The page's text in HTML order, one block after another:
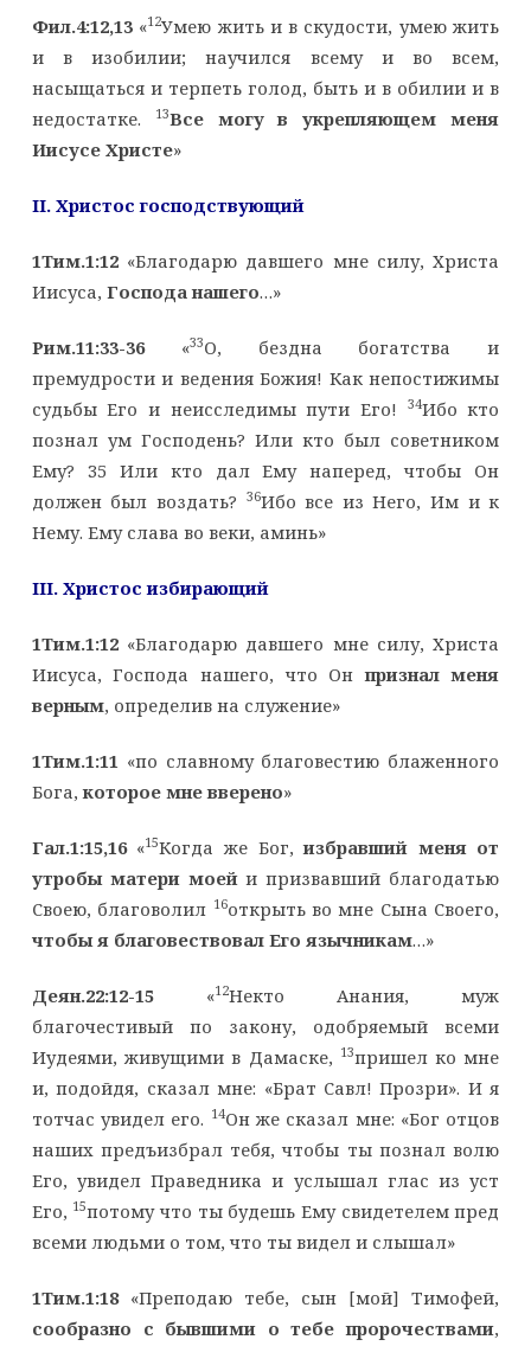
Фил.4:12,13«12Умею жить и в скудости, умею жить
и в изобилии; научился всему и во всем,
насыщаться и терпеть голод, быть и в обилии и в
недостатке.
13Все могу в укрепляющем меня
Иисусе Христе»
II. Христос господствующий
1Тим.1:12«Благодарю давшего мне силу, Христа
Иисуса, Господа нашего…»
Рим.11:33-36«33О, бездна богатства и
премудрости и ведения Божия! Как непостижимы
судьбы Его и неисследимы пути Его!
34Ибо кто
познал ум Господень? Или кто был советником
Ему? 35 Или кто дал Ему наперед, чтобы Он
должен был воздать? 36Ибо все из Него, Им и к
Нему. Ему слава во веки, аминь»
III. Христос избирающий
1Тим.1:12«Благодарю давшего мне силу, Христа
Иисуса, Господа нашего, что Онпризнал меня
верным, определив на служение»
1Тим.1:11 «по славному благовестию блаженного
Бога,которое мне вверено»
Гал.1:15,16«15Когда же Бог,избравший меня от
утробы матери моейи призвавший благодатью
Своею, благоволил 16открыть во мне Сына Своего,
чтобы я благовествовал Его язычникам…»
Деян.22:12-15«12Некто Анания, муж
благочестивый по закону, одобряемый всеми
Иудеями, живущими в Дамаске, 13пришел ко мне
и, подойдя, сказал мне: «Брат Савл! Прозри». И я
тотчас увидел его. 14Он же сказал мне: «Бог отцов
наших предъизбрал тебя, чтобы ты познал волю
Его, увидел Праведника и услышал глас из уст
Его, 15потому что ты будешь Ему свидетелем пред
всеми людьми о том, что ты видел и слышал»
1Тим.1:18«Преподаю тебе, сын [мой] Тимофей,
сообразно с бывшими о тебе пророчествами,